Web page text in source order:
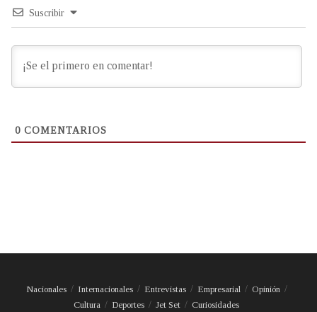
Suscribir
0 COMENTARIOS
Nacionales Internacionales Entrevistas Empresarial
Opinión
Cultura
Deportes Jet Set Curiosidades